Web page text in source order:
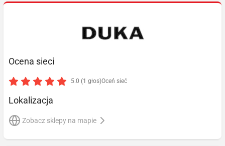
Ocena sieci
5.0 (1 głos)Oceń sieć
Lokalizacja
Zobacz sklepy na mapie